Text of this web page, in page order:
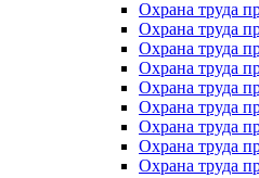
Охрана труда
Охрана труда
Охрана труда
Охрана труда
Охрана труда
Охрана труда
Охрана труда
Охрана труда
Охрана труда